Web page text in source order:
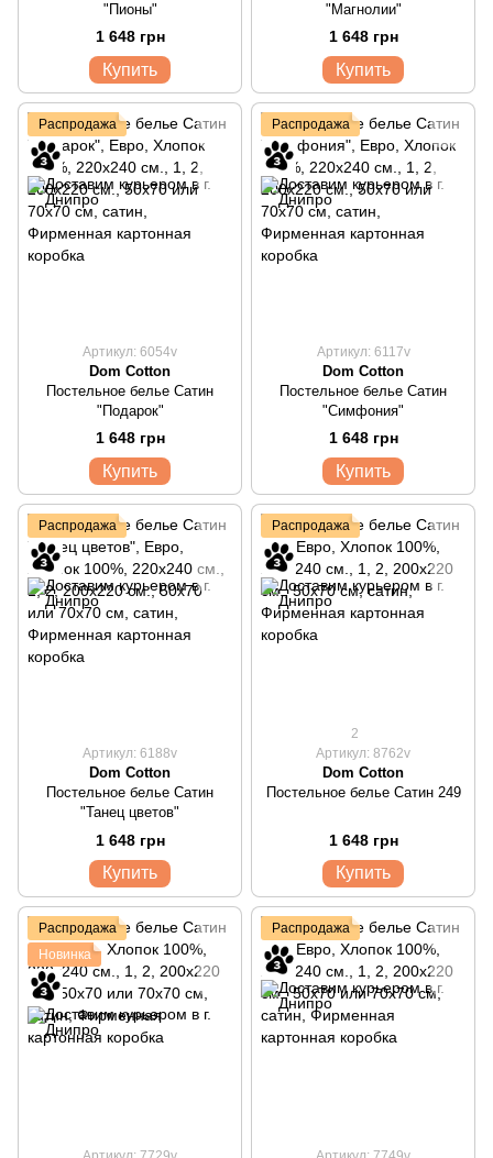
"Пионы"
1 648 грн
Купить
"Магнолии"
1 648 грн
Купить
Распродажа
Артикул: 6054v
Dom Cotton
Постельное белье Сатин
"Подарок"
1 648 грн
Купить
Распродажа
Артикул: 6117v
Dom Cotton
Постельное белье Сатин
"Симфония"
1 648 грн
Купить
Распродажа
Артикул: 6188v
Dom Cotton
Постельное белье Сатин
"Танец цветов"
1 648 грн
Купить
Распродажа
2
Артикул: 8762v
Dom Cotton
Постельное белье Сатин 249
1 648 грн
Купить
Распродажа
Новинка
Распродажа